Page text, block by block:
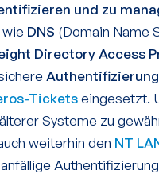
und zu
DNS (Domain Name
Directory Access
Authentifizierung
Ticketseingesetzt.
älterer Systeme zu
weiterhin den NT